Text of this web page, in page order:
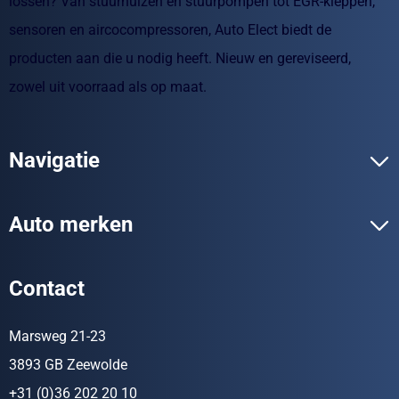
sensoren en aircocompressoren, Auto Elect biedt de
producten aan die u nodig heeft. Nieuw en gereviseerd,
zowel uit voorraad als op maat.
Navigatie
Auto merken
Contact
Marsweg 21-23
3893 GB Zeewolde
+31 (0)36 202 20 10